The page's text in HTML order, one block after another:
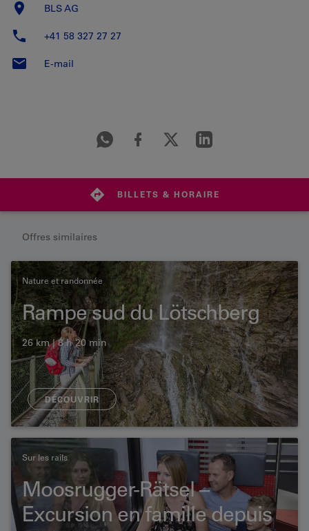
BLS AG
+41 58 327 27 27
E-mail
BILLETS & HORAIRE
Offres similaires
Nature et randonnée
Rampe sud du Lötschberg
26 km | 8 h 20 min
DÉCOUVRIR
Sur les rails
Moosrugger-Rätsel –
Excursion en famille depuis